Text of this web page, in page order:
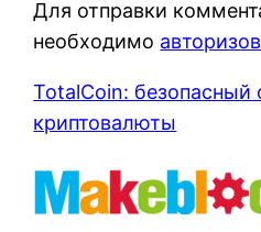
Для отправки
необходимо
TotalCoin: безопасный
криптовалюты